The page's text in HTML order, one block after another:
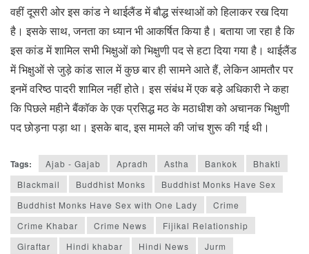
वहीं दूसरी ओर इस कांड ने थाईलैंड में बौद्ध संस्थाओं को हिलाकर रख दिया
है। इसके साथ, जनता का ध्यान भी आकर्षित किया है। बताया जा रहा है कि
इस कांड में शामिल सभी भिक्षुओं को भिक्षुणी पद से हटा दिया गया है। थाईलैंड
में भिक्षुओं से जुड़े कांड साल में कुछ बार ही सामने आते हैं, लेकिन आमतौर पर
इनमें वरिष्ठ पादरी शामिल नहीं होते। इस संबंध में एक बड़े अधिकारी ने कहा
कि पिछले महीने बैंकॉक के एक प्रसिद्ध मठ के मठाधीश को अचानक भिक्षुणी
पद छोड़ना पड़ा था। इसके बाद, इस मामले की जांच शुरू की गई थी।
Tags: Ajab - Gajab Apradh Astha Bankok
Bhakti
Blackmail
Buddhist Monks
Buddhist Monks Have Sex
Buddhist Monks Have Sex with One Lady
Crime
Crime Khabar
Crime News
Fijikal Relationship
Giraftar
Hindi khabar Hindi News
Jurm